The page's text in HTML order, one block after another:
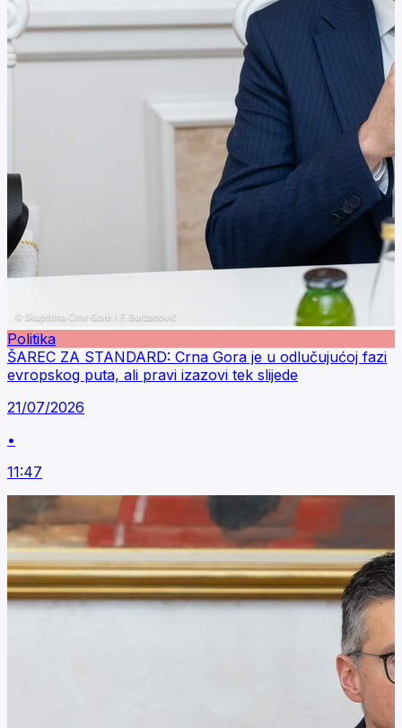
Politika
ŠAREC ZA STANDARD: Crna Gora je u odlučujućoj fazi
evropskog puta, ali pravi izazovi tek slijede
21/07/2026
•
11:47